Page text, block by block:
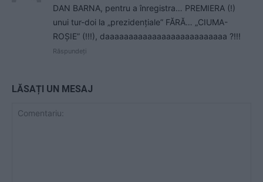
DAN BARNA, pentru a înregistra… PREMIERA (!)
unui tur-doi la „prezidențiale” FĂRĂ… „CIUMA-
ROȘIE” (!!!), daaaaaaaaaaaaaaaaaaaaaaaaaa ?!!!
Răspundeți
LĂSAȚI UN MESAJ